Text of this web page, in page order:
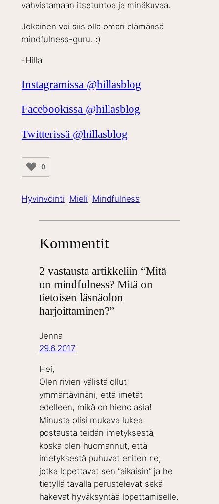
vahvistamaan itsetuntoa ja minäkuvaa.
Jokainen voi siis olla oman elämänsä
mindfulness-guru. :)
-Hilla
Instagramissa @hillasblog
Facebookissa @hillasblog
Twitterissä @hillasblog
0
Hyvinvointi Mieli Mindfulness
Kommentit
2 vastausta artikkeliin “Mitä
on mindfulness? Mitä on
tietoisen läsnäolon
harjoittaminen?”
Jenna
29.6.2017
Hei,
Olen rivien välistä ollut
ymmärtävinäni, että imetät
edelleen, mikä on hieno asia!
Minusta olisi mukava lukea
postausta teidän imetyksestä,
koska olen huomannut, että
imetyksestä puhuvat eniten ne,
jotka lopettavat sen ”aikaisin” ja he
tietyllä tavalla perustelevat sekä
hakevat hyväksyntää lopettamiselle.